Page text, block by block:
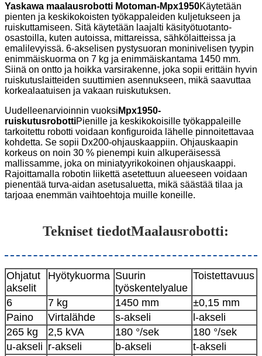
Yaskawa maalausrobotti Motoman-Mpx1950Käytetään
pienten ja keskikokoisten työkappaleiden kuljetukseen ja
ruiskuttamiseen. Sitä käytetään laajalti käsityötuotanto-
osastoilla, kuten autoissa, mittareissa, sähkölaitteissa ja
emalilevyissä. 6-akselisen pystysuoran moninivelisen tyypin
enimmäiskuorma on 7 kg ja enimmäiskantama 1450 mm.
Siinä on ontto ja hoikka varsirakenne, joka sopii erittäin hyvin
ruiskutuslaitteiden suuttimien asennukseen, mikä saavuttaa
korkealaatuisen ja vakaan ruiskutuksen.
Uudelleenarvioinnin vuoksi Mpx1950-
ruiskutusrobottiPienille ja keskikokoisille työkappaleille
tarkoitettu robotti voidaan konfiguroida lähelle pinnoitettavaa
kohdetta. Se sopii Dx200-ohjauskaappiin. Ohjauskaapin
korkeus on noin 30 % pienempi kuin alkuperäisessä
mallissamme, joka on miniatyyrikokoinen ohjauskaappi.
Rajoittamalla robotin liikettä asetettuun alueeseen voidaan
pienentää turva-aidan asetusaluetta, mikä säästää tilaa ja
tarjoaa enemmän vaihtoehtoja muille koneille.
Tekniset tiedotMaalausrobotti:
Ohjatut
akselit
Hyötykuorma Suurin
työskentelyalue
Toistettavuus
6 7 kg 1450 mm
±0,15 mm
Paino
Virtalähde s-akseli
l-akseli
265 kg
2,5 kVA 180 °/sek
180 °/sek
u-akseli r-akseli b-akseli
t-akseli